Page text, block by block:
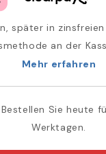
später in zinsfreien
an der
Mehr erfahren
Bestellen Sie heute
Werktagen.